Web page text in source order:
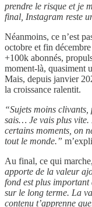
prendre le risque et je
final, Instagram reste
Néanmoins, ce n’est
octobre et fin
+100k abonnés,
moment-là, quasiment
Mais, depuis janvier
la croissance ralentit.
“Sujets moins
sais… Je vais plus vite.
certains moments, on
tout le monde.”
Au final, ce qui
apporte de la valeur
fond est plus important
sur le long terme. La
contenu t’apprenne